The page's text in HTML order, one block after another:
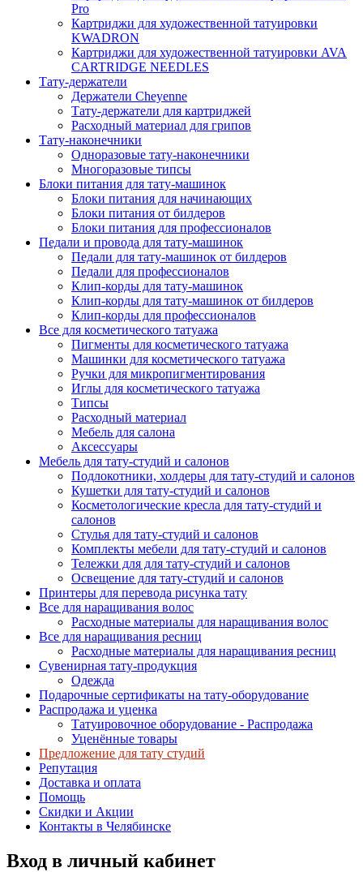
Pro
Картриджи для художественной татуировки
KWADRON
Картриджи для художественной татуировки AVA
CARTRIDGE NEEDLES
Тату-держатели
Держатели Cheyenne
Тату-держатели для картриджей
Расходный материал для грипов
Тату-наконечники
Одноразовые тату-наконечники
Многоразовые типсы
Блоки питания для тату-машинок
Блоки питания для начинающих
Блоки питания от билдеров
Блоки питания для профессионалов
Педали и провода для тату-машинок
Педали для тату-машинок от билдеров
Педали для профессионалов
Клип-корды для тату-машинок
Клип-корды для тату-машинок от билдеров
Клип-корды для профессионалов
Все для косметического татуажа
Пигменты для косметического татуажа
Машинки для косметического татуажа
Ручки для микропигментирования
Иглы для косметического татуажа
Типсы
Расходный материал
Мебель для салона
Аксессуары
Мебель для тату-студий и салонов
Подлокотники, холдеры для тату-студий и салонов
Кушетки для тату-студий и салонов
Косметологические кресла для тату-студий и
салонов
Стулья для тату-студий и салонов
Комплекты мебели для тату-студий и салонов
Тележки для для тату-студий и салонов
Освещение для тату-студий и салонов
Принтеры для перевода рисунка тату
Все для наращивания волос
Расходные материалы для наращивания волос
Все для наращивания ресниц
Расходные материалы для наращивания ресниц
Сувенирная тату-продукция
Одежда
Подарочные сертификаты на тату-оборудование
Распродажа и уценка
Татуировочное оборудование - Распродажа
Уценённые товары
Предложение для тату студий
Репутация
Доставка и оплата
Помощь
Скидки и Акции
Контакты в Челябинске
Вход в личный кабинет